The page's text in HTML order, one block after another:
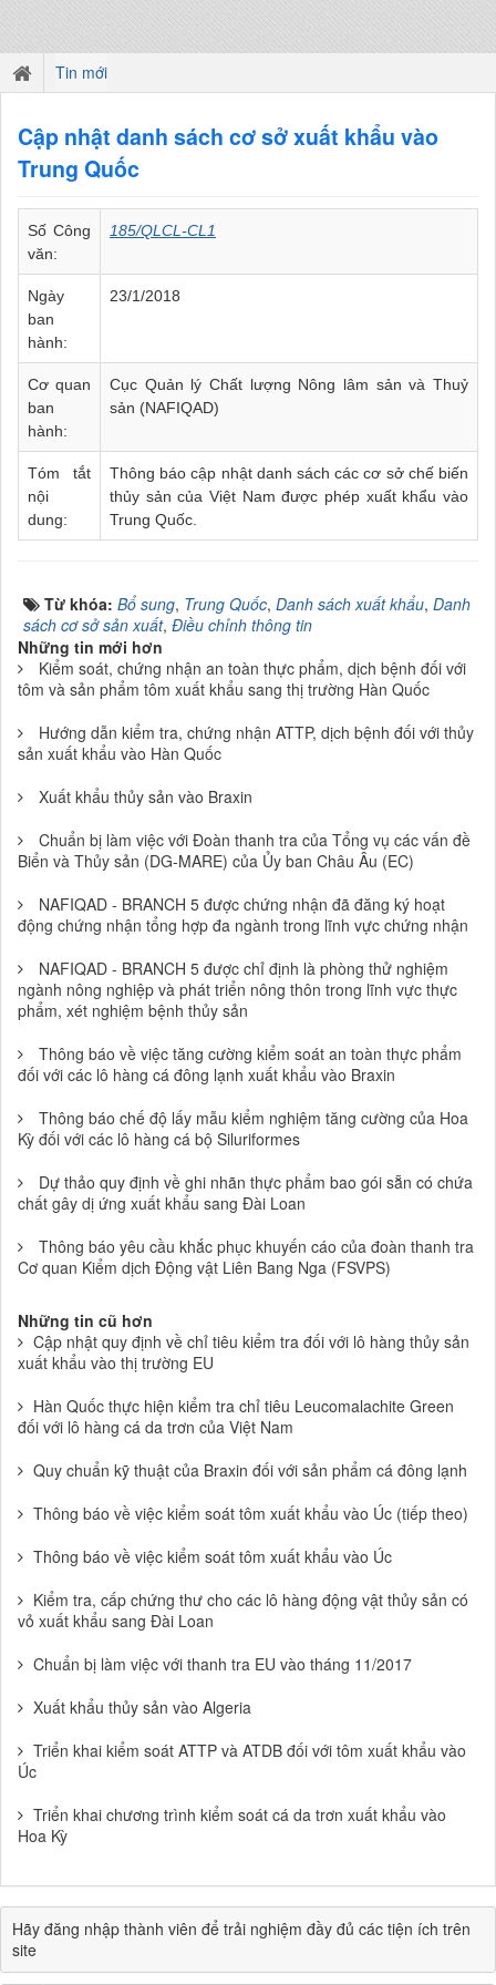
Tin mới
Cập nhật danh sách cơ sở xuất khẩu vào
Trung Quốc
Số Công
văn:
185/QLCL-CL1
Ngày
ban
hành:
23/1/2018
Cơ quan
ban
hành:
Cục Quản lý Chất lượng Nông lâm sản và Thuỷ
sản (NAFIQAD)
Tóm tắt
nội
dung:
Thông báo cập nhật danh sách các cơ sở chế biến
thủy sản của Việt Nam được phép xuất khẩu vào
Trung Quốc.
Từ khóa: Bổ sung, Trung Quốc, Danh sách xuất khẩu, Danh
sách cơ sở sản xuất, Điều chỉnh thông tin
Những tin mới hơn
Kiểm soát, chứng nhận an toàn thực phẩm, dịch bệnh đối với
tôm và sản phẩm tôm xuất khẩu sang thị trường Hàn Quốc
Hướng dẫn kiểm tra, chứng nhận ATTP, dịch bệnh đối với thủy
sản xuất khẩu vào Hàn Quốc
Xuất khẩu thủy sản vào Braxin
Chuẩn bị làm việc với Đoàn thanh tra của Tổng vụ các vấn đề
Biển và Thủy sản (DG-MARE) của Ủy ban Châu Âu (EC)
NAFIQAD - BRANCH 5 được chứng nhận đã đăng ký hoạt
động chứng nhận tổng hợp đa ngành trong lĩnh vực chứng nhận
NAFIQAD - BRANCH 5 được chỉ định là phòng thử nghiệm
ngành nông nghiệp và phát triển nông thôn trong lĩnh vực thực
phẩm, xét nghiệm bệnh thủy sản
Thông báo về việc tăng cường kiểm soát an toàn thực phẩm
đối với các lô hàng cá đông lạnh xuất khẩu vào Braxin
Thông báo chế độ lấy mẫu kiểm nghiệm tăng cường của Hoa
Kỳ đối với các lô hàng cá bộ Siluriformes
Dự thảo quy định về ghi nhãn thực phẩm bao gói sẵn có chứa
chất gây dị ứng xuất khẩu sang Đài Loan
Thông báo yêu cầu khắc phục khuyến cáo của đoàn thanh tra
Cơ quan Kiểm dịch Động vật Liên Bang Nga (FSVPS)
Những tin cũ hơn
Cập nhật quy định về chỉ tiêu kiểm tra đối với lô hàng thủy sản
xuất khẩu vào thị trường EU
Hàn Quốc thực hiện kiểm tra chỉ tiêu Leucomalachite Green
đối với lô hàng cá da trơn của Việt Nam
Quy chuẩn kỹ thuật của Braxin đối với sản phẩm cá đông lạnh
Thông báo về việc kiểm soát tôm xuất khẩu vào Úc (tiếp theo)
Thông báo về việc kiểm soát tôm xuất khẩu vào Úc
Kiểm tra, cấp chứng thư cho các lô hàng động vật thủy sản có
vỏ xuất khẩu sang Đài Loan
Chuẩn bị làm việc với thanh tra EU vào tháng 11/2017
Xuất khẩu thủy sản vào Algeria
Triển khai kiểm soát ATTP và ATDB đối với tôm xuất khẩu vào
Úc
Triển khai chương trình kiểm soát cá da trơn xuất khẩu vào
Hoa Kỳ
Hãy đăng nhập thành viên để trải nghiệm đầy đủ các tiện ích trên
site